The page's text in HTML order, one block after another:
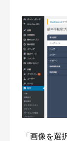
「画像を選